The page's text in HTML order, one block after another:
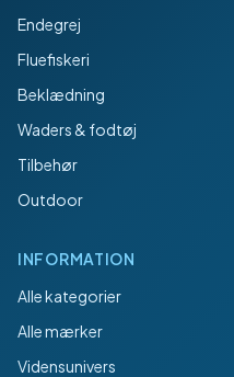
Endegrej
Fluefiskeri
Beklædning
Waders & fodtøj
Tilbehør
Outdoor
INFORMATION
Alle kategorier
Alle mærker
Vidensunivers